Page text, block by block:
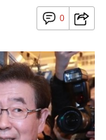
0